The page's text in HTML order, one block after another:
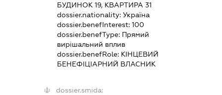
БУДИНОК 19, КВАРТИРА 31
dossier.nationality: Україна
dossier.benefInterest: 100
dossier.benefType: Прямий
вирішальний вплив
dossier.benefRole: КІНЦЕВИЙ
БЕНЕФІЦІАРНИЙ ВЛАСНИК
dossier.smida: